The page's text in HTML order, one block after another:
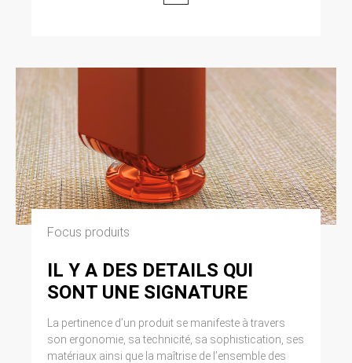
Focus produits
IL Y A DES DETAILS QUI
SONT UNE SIGNATURE
La pertinence d’un produit se manifeste à travers
son ergonomie, sa technicité, sa sophistication, ses
matériaux ainsi que la maîtrise de l’ensemble des